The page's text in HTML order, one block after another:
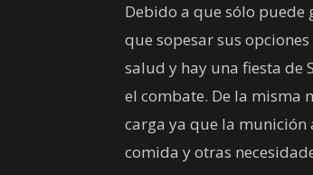
Debido a que sólo
que sopesar sus
salud y hay una fiesta de
el combate. De la misma
carga ya que la
comida y otras